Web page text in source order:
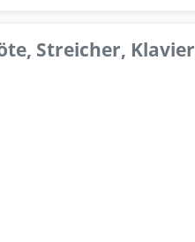
Streicher, Klavier